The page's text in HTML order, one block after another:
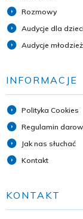
Rozmowy
Audycje dla dzieci
Audycje
INFORMACJE
Polityka Cookies
Regulamin
Jak nas słuchać
Kontakt
KONTAKT